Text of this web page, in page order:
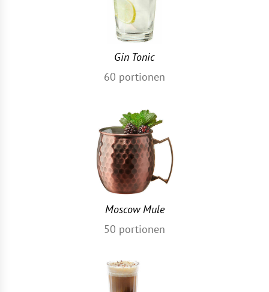
Gin Tonic
60 portionen
Moscow Mule
50 portionen